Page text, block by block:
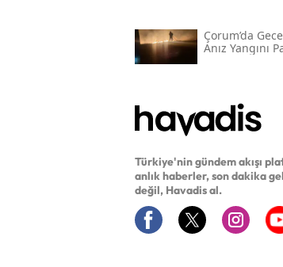
Çorum’da Gece
Anız Yangını
Türkiye'nin gündem akışı
anlık haberler, son dakika
değil, Havadis al.